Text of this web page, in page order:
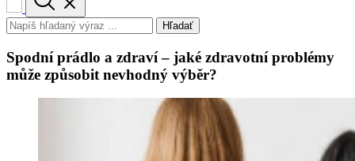
Hľadať
Spodní prádlo a zdraví – jaké zdravotní problémy
může způsobit nevhodný výběr?